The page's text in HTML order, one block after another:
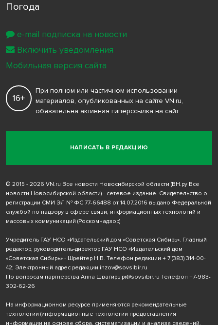
Погода
НАПИСАТЬ В РЕДАКЦИЮ
16+
При полном или частичном использовании
материалов, опубликованных на сайте VN.ru,
обязательна активная гиперссылка на сайт
© 2015 - 2026 VN.ru Все новости Новосибирской области (ВН.ру Все
новости Новосибирской области) - сетевое издание. Свидетельство о
регистрации СМИ ЭЛ № ФС 77-66488 от 14.07.2016 выдано Федеральной
службой по надзору в сфере связи, информационных технологий и
массовых коммуникаций (Роскомнадзор)
Учредитель ГАУ НСО «Издательский дом «Советская Сибирь». Главный
редактор, руководитель-директор ГАУ НСО «Издательский дом
«Советская Сибирь» - Шрейтер Н.В. Телефон редакции + 7 (383) 314-00-
42; Электронный адрес редакции inzov@sovsibir.ru
По вопросам партнерства Анна Швагирь pr@sovsibir.ru Телефон +7-983-
302-62-26
На информационном ресурсе применяются рекомендательные
технологии (информационные технологии предоставления
информации на основе сбора, систематизации и анализа сведений,
e-mail подписка на новости
Включить уведомления
Мобильная версия сайта